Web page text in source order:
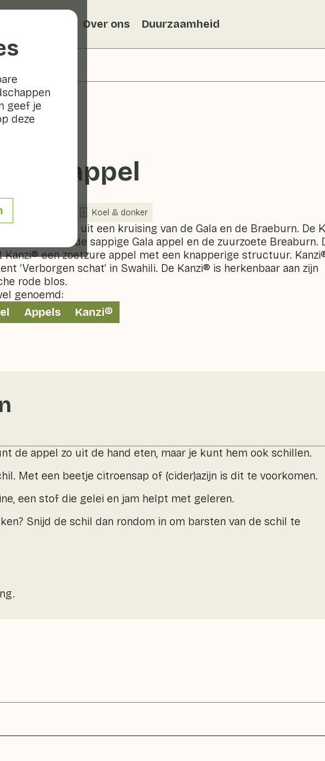
geef je
deze
Over ons Duurzaamheid
appel
Koel & donker
is ontstaan uit een kruising van de Gala en de Braeburn. De
is een mix van de sappige Gala appel en de zuurzoete Breaburn.
Kanzi® een zoetzure appel met een knapperige structuur.
‘Verborgen schat’ in Swahili. De Kanzi® is herkenbaar aan zijn
rode blos.
genoemd:
Appels Kanzi®
de appel zo uit de hand eten, maar je kunt hem ook schillen.
Met een beetje citroensap of (cider)azijn is dit te voorkomen.
een stof die gelei en jam helpt met geleren.
Snijd de schil dan rondom in om barsten van de schil te